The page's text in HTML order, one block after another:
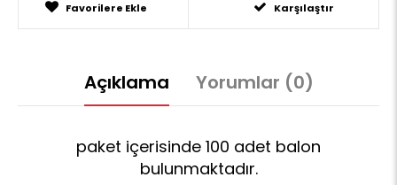
Favorilere Ekle Karşılaştır
Açıklama Yorumlar (0)
paket içerisinde 100 adet balon
bulunmaktadır.